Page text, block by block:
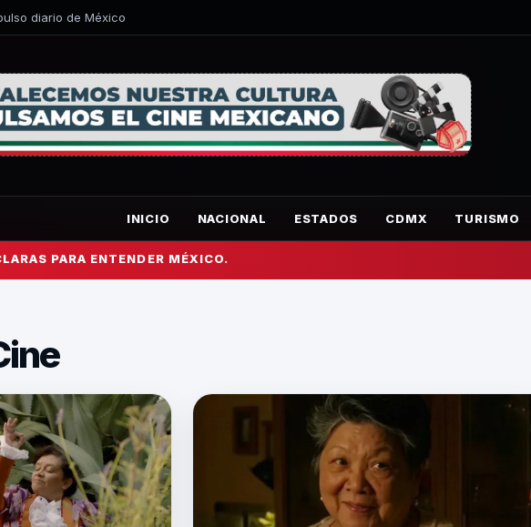
diario de México
INICIO NACIONAL ESTADOS CDMX TURISMO
PARA ENTENDER MÉXICO.